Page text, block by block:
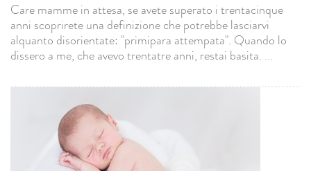
Care mamme in attesa, se avete superato i trentacinque
anni scoprirete una definizione che potrebbe lasciarvi
alquanto disorientate: "primipara attempata". Quando lo
dissero a me, che avevo trentatre anni, restai basita. ...